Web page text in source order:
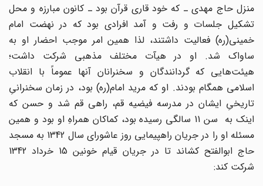
منزل حاج مهدی ـ که خود قاری قرآن بود ـ کانون مبارزه و محل
تشکیل جلسات و رفت و آمد افرادی بود که در نهضت امام
خمینی(ره) فعالیت داشتند، لذا همین امر موجب احضار او به
ساواک شد. او در هیآت مختلف مذهبی شرکت داشت؛
هیئت‌هایی که گردانندگان و سخنرانان آنها عموماً با انقلاب
اسلامی همگام بودند. او که مرید امام(ره) بود، در زمان سخنرانیِ
تاریخیِ ایشان در مدرسه فیضیه قم، راهی قم شد و حسن که
اینک به سن 11 سالگی رسیده بود، کماکان همراهِ او بود و همین
مسئله او را در جریان راهپیمایی روز عاشورای سال 1342 به مسجد
حاج ابوالفتح کشاند تا در جریان قیام خونین 15 خرداد 1342
شرکت کند: